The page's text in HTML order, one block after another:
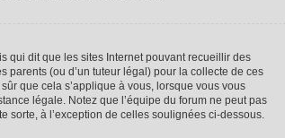
qui dit que les sites Internet pouvant recueillir des
parents (ou d’un tuteur légal) pour la collecte de ces
que cela s’applique à vous, lorsque vous vous
légale. Notez que l’équipe du forum ne peut pas
sorte, à l’exception de celles soulignées ci-dessous.